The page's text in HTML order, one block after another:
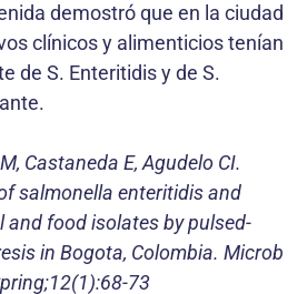
demostró que en la ciudad
clínicos y alimenticios tenían
de S. Enteritidis y de S.
Castaneda E, Agudelo CI.
salmonella enteritidis and
food isolates by pulsed-
in Bogota, Colombia. Microb
73